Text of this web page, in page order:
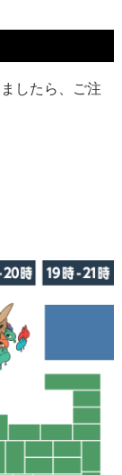
したら、ご注